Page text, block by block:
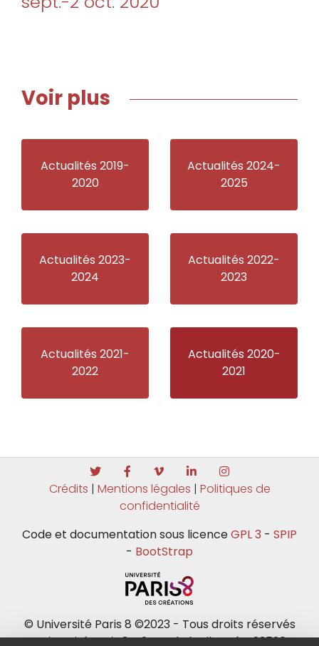
Voir plus
Actualités 2019-
2020
Actualités 2024-
2025
Actualités 2023-
2024
Actualités 2022-
2023
Actualités 2021-
2022
Actualités 2020-
2021
Crédits | Mentions légales | Politiques de
confidentialité
Code et documentation sous licenceGPL 3 - SPIP
- BootStrap
© Université Paris 8 ©2023 - Tous droits réservés
Université Paris 8 - 2 rue de la Liberté - 93526